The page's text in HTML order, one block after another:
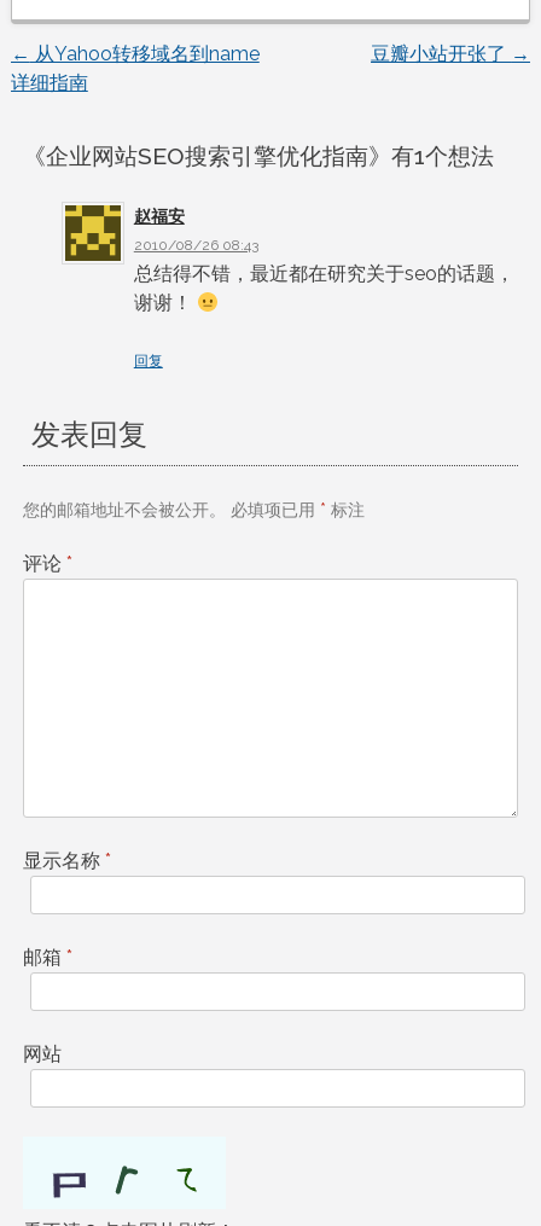
文
← 从Yahoo转移域名到name
详细指南
豆瓣小站开张了 →
《企业网站SEO搜索引擎优化指南》有1个想法
赵福安
2010/08/26 08:43
总结得不错，最近都在研究关于seo的话题，
谢谢！
回复
发表回复
您的邮箱地址不会被公开。 必填项已用 * 标注
评论 *
显示名称 *
邮箱 *
网站